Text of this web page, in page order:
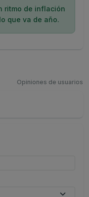
ritmo de inflación
que va de año.
Opiniones de usuarios